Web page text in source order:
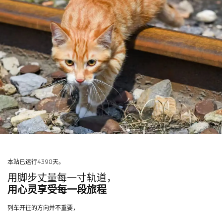
本站已运行4398天。
用脚步丈量每一寸轨道，
用心灵享受每一段旅程
列车开往的方向并不重要，